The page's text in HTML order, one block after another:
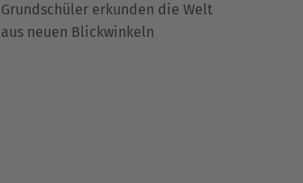
Grundschüler erkunden die Welt
aus neuen Blickwinkeln